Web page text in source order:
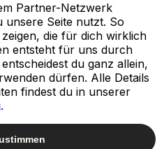
Partner-Netzwerk
unsere Seite nutzt. So
die für dich wirklich
entsteht für uns durch
du ganz allein,
dürfen. Alle Details
findest du in unserer
.